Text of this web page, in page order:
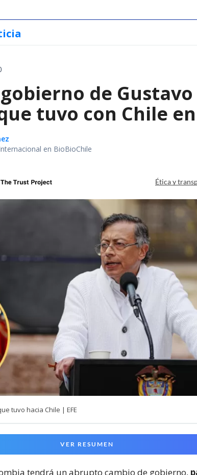
de
tuvo con Chile
en BioBioChile
Ética y
tuvo hacia Chile | EFE
VER RESUMEN
tendrá un abrupto cambio de gobierno,